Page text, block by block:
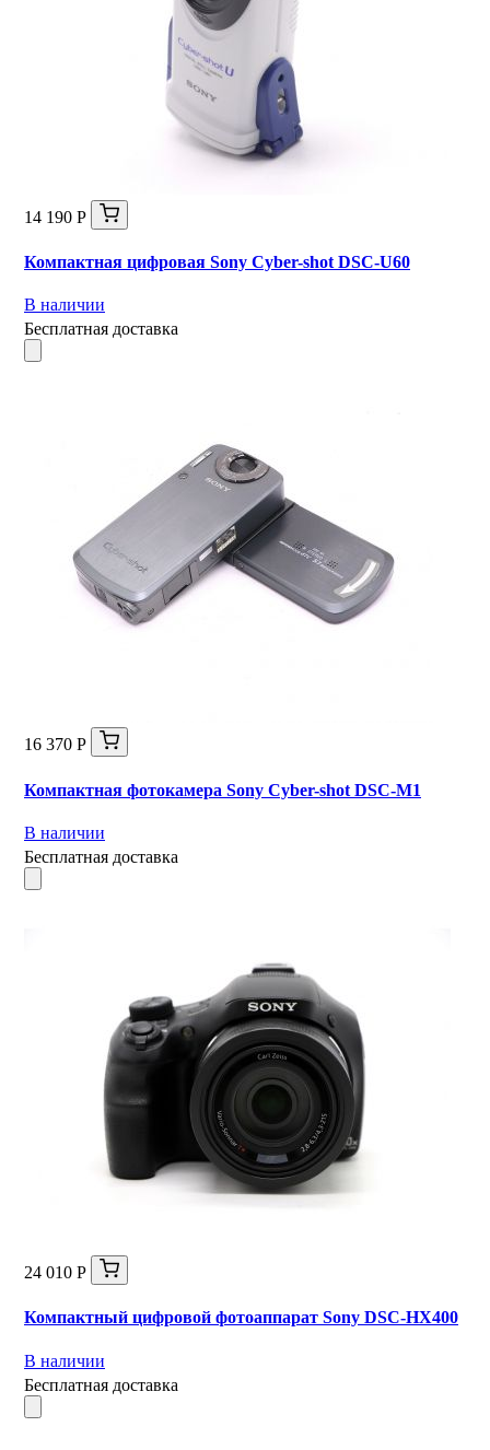
14 190 Р
Компактная цифровая Sony Cyber-shot DSC-U60
В наличии
Бесплатная доставка
16 370 Р
Компактная фотокамера Sony Cyber-shot DSC-M1
В наличии
Бесплатная доставка
24 010 Р
Компактный цифровой фотоаппарат Sony DSC-HX400
В наличии
Бесплатная доставка